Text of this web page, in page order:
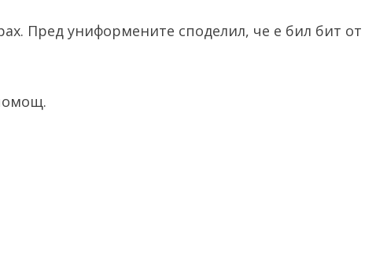
Пред униформените споделил, че е бил бит от